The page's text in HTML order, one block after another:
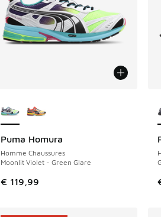
Puma Homura
Homme Chaussures
Moonlit Violet - Green Glare
€ 119,99
NOUVEAU